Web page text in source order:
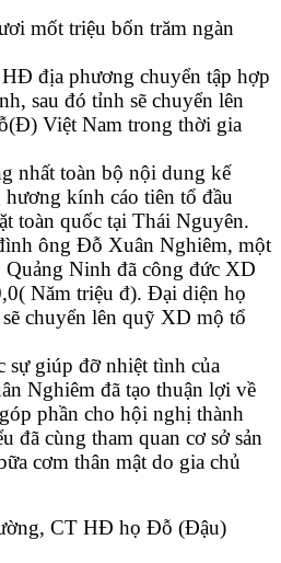
mốt triệu bốn trăm ngàn
HĐ địa phương chuyển tập hợp
sau đó tỉnh sẽ chuyển lên
Việt Nam trong thời gia
nhất toàn bộ nội dung kế
kính cáo tiên tổ đầu
toàn quốc tại Thái Nguyên.
ông Đỗ Xuân Nghiêm, một
Ninh đã công đức XD
Năm triệu đ). Đại diện họ
chuyển lên quỹ XD mộ tổ
sự giúp đỡ nhiệt tình của
Nghiêm đã tạo thuận lợi về
phần cho hội nghị thành
đã cùng tham quan cơ sở sản
cơm thân mật do gia chủ
CT HĐ họ Đỗ (Đậu)